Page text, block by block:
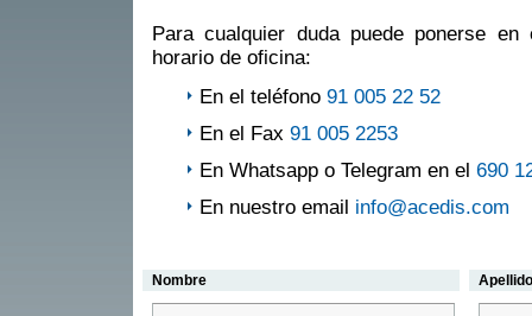
Para cualquier duda puede ponerse
horario de oficina:
En el teléfono 91 005 22 52
En el Fax 91 005 2253
En Whatsapp o Telegram en el 690
En nuestro email info@acedis.com
Nombre